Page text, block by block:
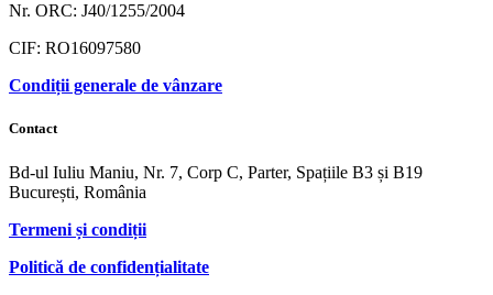
Nr. ORC: J40/1255/2004
CIF: RO16097580
Condiții generale de vânzare
Contact
Bd-ul Iuliu Maniu, Nr. 7, Corp C, Parter, Spațiile B3 și B19
București, România
Termeni și condiții
Politică de confidențialitate